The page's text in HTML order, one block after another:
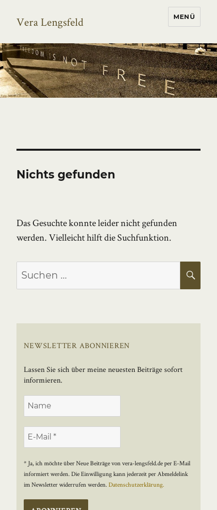
Vera Lengsfeld MENÜ
Nichts gefunden
Das Gesuchte konnte leider nicht gefunden
werden. Vielleicht hilft die Suchfunktion.
Suchen
nach:
NEWSLETTER ABONNIEREN
Lassen Sie sich über meine neuesten Beiträge sofort
informieren.
* Ja, ich möchte über Neue Beiträge von vera-lengsfeld.de per E-Mail
informiert werden. Die Einwilligung kann jederzeit per Abmeldelink
im Newsletter widerrufen werden.Datenschutzerklärung.